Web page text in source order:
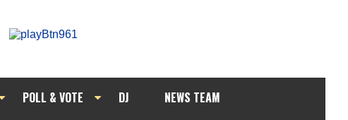
POLL & VOTE DJ
NEWS TEAM